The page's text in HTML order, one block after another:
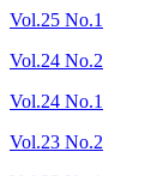
Vol.25 No.1
Vol.24 No.2
Vol.24 No.1
Vol.23 No.2